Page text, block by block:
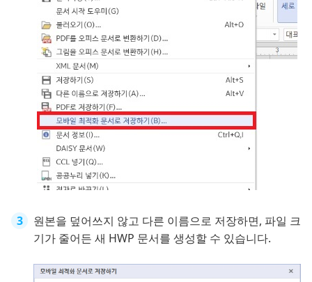
원본을 덮어쓰지 않고 다른 이름으로 저장하면, 파일 크
기가 줄어든 새 HWP 문서를 생성할 수 있습니다.